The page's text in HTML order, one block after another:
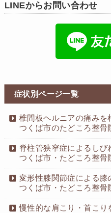
LINEからお問い合わせ
症状別ページ一覧
椎間板ヘルニアの痛みを
つくば市のたどころ整骨
脊柱管狭窄症によるしび
つくば市・たどころ整骨
変形性膝関節症による膝
つくば市・たどころ整骨
慢性的な肩こり・首こり